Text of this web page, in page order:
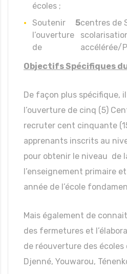
écoles ;
Soutenir
l’ouverture
de
5centres de
accélérée/
Objectifs Spécifiques
De façon plus spécifique, il
l’ouverture de cinq (5)
recruter cent cinquante
apprenants inscrits au
pour obtenir le niveau de
l’enseignement primaire
année de l’école
Mais également de
des fermetures et
de réouverture des écoles
Djenné, Youwarou,